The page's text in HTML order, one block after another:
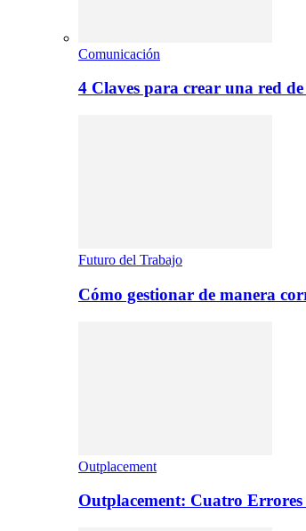
Comunicación
4 Claves para crear una red
Futuro del Trabajo
Cómo gestionar de manera
Outplacement
Outplacement: Cuatro